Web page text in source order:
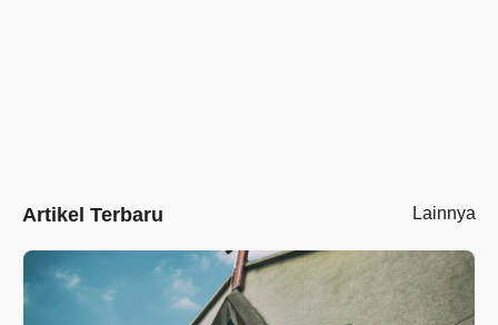
Artikel Terbaru Lainnya